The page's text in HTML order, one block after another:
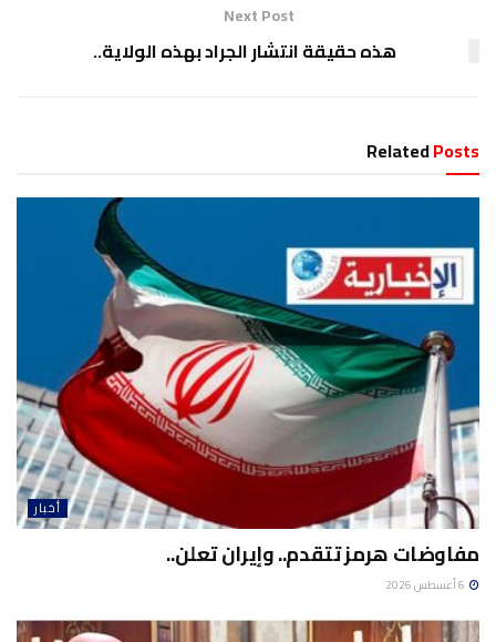
Next Post
هذه حقيقة انتشار الجراد بهذه الولاية..
RelatedPosts
أخبار
مفاوضات هرمز تتقدم.. وإيران تعلن..